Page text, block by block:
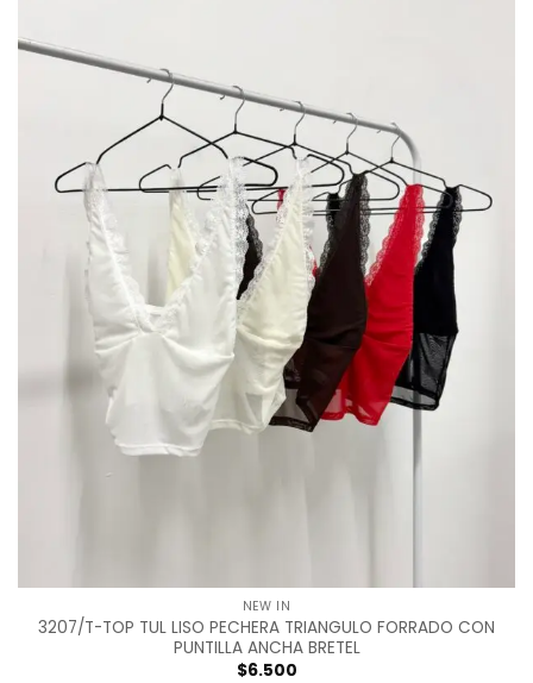
NEW IN
3207/T-TOP TUL LISO PECHERA TRIANGULO FORRADO CON
PUNTILLA ANCHA BRETEL
$6.500